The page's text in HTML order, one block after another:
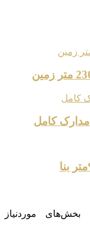
بخش‌های موردنیاز